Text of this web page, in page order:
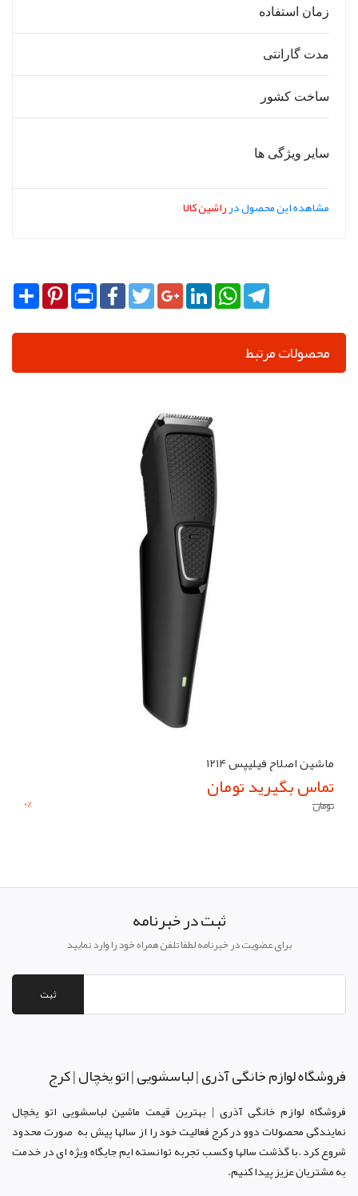
زمان استفاده
مدت گارانتی
ساخت کشور
سایر ویژگی ها
مشاهده این محصول درراشین کالا
Share PinterestPrint FacebookTwitterGoogle+LinkedInWhatsApp
محصولات مرتبط
ماشین اصلاح فیلیپس 1214
تماس بگیرید تومان
تومان 0%
ثبت در خبرنامه
برای عضویت در خبرنامه لطفا تلفن همراه خود را وارد نمایید
ثبت
فروشگاه لوازم خانگی آذری | لباسشویی | اتو یخچال | کرج
فروشگاه لوازم خانگی آذری | بهترین قیمت ماشین لباسشویی اتو یخچال
نمایندگی محصولات دوو در کرجفعالیت خود را از سالها پیش به صورت محدود
شروع کرد .با گذشت سالها و کسب تجربه توانسته ایم جایگاه ویژه ای در خدمت
به مشتریان عزیز پیدا کنیم.